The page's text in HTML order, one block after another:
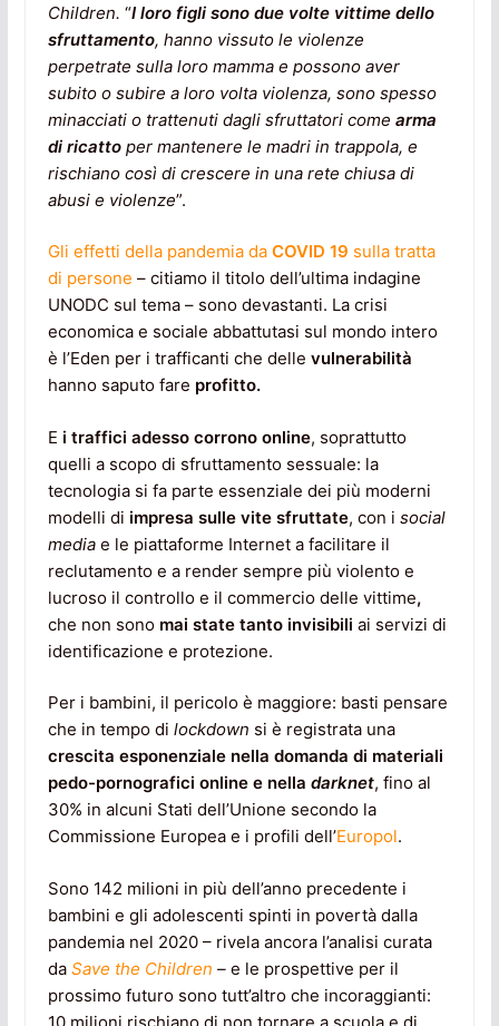
Children. “I loro figli sono due volte vittime dello
sfruttamento, hanno vissuto le violenze
perpetrate sulla loro mamma e possono aver
subito o subire a loro volta violenza, sono spesso
minacciati o trattenuti dagli sfruttatori come arma
di ricattoper mantenere le madri in trappola, e
rischiano così di crescere in una rete chiusa di
abusi e violenze”.
Gli effetti della pandemia daCOVID 19 sulla tratta
di persone – citiamo il titolo dell’ultima indagine
UNODC sul tema – sono devastanti. La crisi
economica e sociale abbattutasi sul mondo intero
è l’Eden per i trafficanti che delle vulnerabilità
hanno saputo fare profitto.
E i traffici adesso corrono online, soprattutto
quelli a scopo di sfruttamento sessuale: la
tecnologia si fa parte essenziale dei più moderni
modelli di impresa sulle vite sfruttate, con i social
mediae le piattaforme Internet a facilitare il
reclutamento e a render sempre più violento e
lucroso il controllo e il commercio delle vittime,
che non sonomai state tanto invisibili ai servizi di
identificazione e protezione.
Per i bambini, il pericolo è maggiore: basti pensare
che in tempo di lockdown si è registrata una
crescita esponenziale nella domanda di materiali
pedo-pornografici online e nella darknet, fino al
30% in alcuni Stati dell’Unione secondo la
Commissione Europea e i profili dell’Europol.
Sono 142 milioni in più dell’anno precedente i
bambini e gli adolescenti spinti in povertà dalla
pandemia nel 2020 – rivela ancora l’analisi curata
da Save the Children – e le prospettive per il
prossimo futuro sono tutt’altro che incoraggianti:
10 milioni rischiano di non tornare a scuola e di